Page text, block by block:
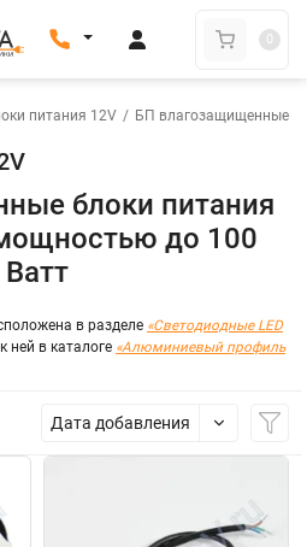
0
питания 12V / БП влагозащищенные
блоки питания
до 100
Ватт
в разделе «Светодиодные LED
ней в каталоге «Алюминиевый профиль
Дата добавления